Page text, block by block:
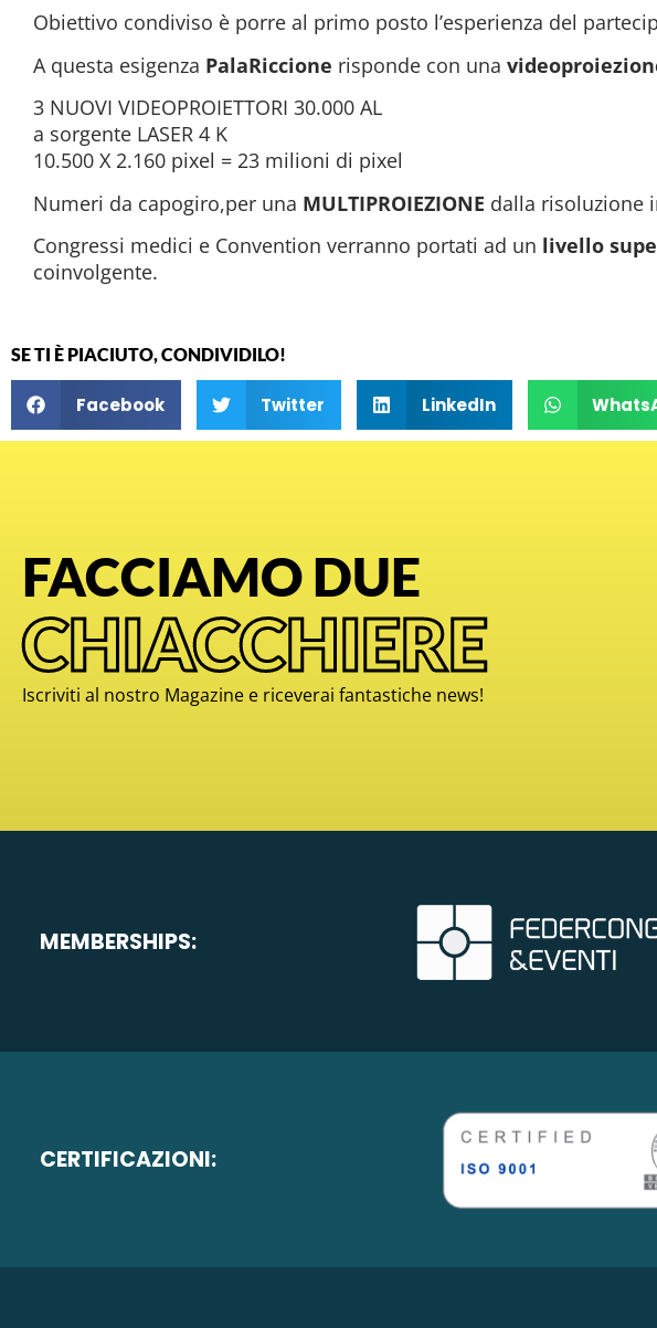
Obiettivo condiviso è porre al primo posto l’esperienza del
A questa esigenza PalaRiccione risponde con una
3 NUOVI VIDEOPROIETTORI 30.000 AL
a sorgente LASER 4 K
10.500 X 2.160 pixel = 23 milioni di pixel
Numeri da capogiro,per una MULTIPROIEZIONE dalla risoluzione
Congressi medici e Convention verranno portati ad un livello
coinvolgente.
SE TI È PIACIUTO, CONDIVIDILO!
Facebook Twitter LinkedIn
FACCIAMO DUE
CHIACCHIERE
Iscriviti al nostro Magazine e riceverai fantastiche news!
MEMBERSHIPS:
CERTIFICAZIONI: